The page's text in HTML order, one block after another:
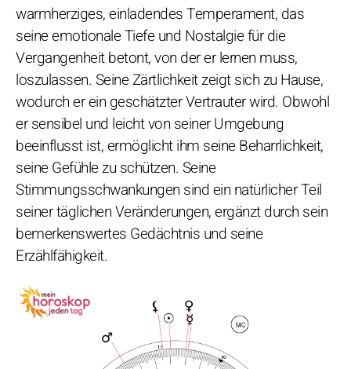
warmherziges, einladendes Temperament, das
seine emotionale Tiefe und Nostalgie für die
Vergangenheit betont, von der er lernen muss,
loszulassen. Seine Zärtlichkeit zeigt sich zu Hause,
wodurch er ein geschätzter Vertrauter wird. Obwohl
er sensibel und leicht von seiner Umgebung
beeinflusst ist, ermöglicht ihm seine Beharrlichkeit,
seine Gefühle zu schützen. Seine
Stimmungsschwankungen sind ein natürlicher Teil
seiner täglichen Veränderungen, ergänzt durch sein
bemerkenswertes Gedächtnis und seine
Erzählfähigkeit.